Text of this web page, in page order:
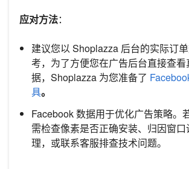
应对方法：
建议您以 Shoplazza 后台的实际订
考，为了方便您在广告后台直接查
据，Shoplazza 为您准备了
具。
Facebook 数据用于优化广告策略。
需检查像素是否正确安装、归因窗
理，或联系客服排查技术问题。